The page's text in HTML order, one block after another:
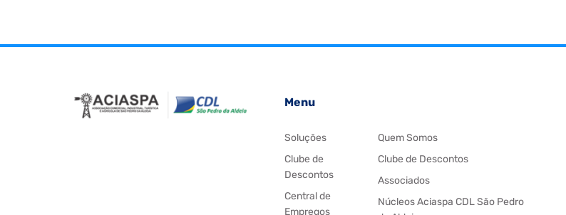
Menu
Soluções
Clube de
Descontos
Central de
Empregos
Quem Somos
Clube de Descontos
Associados
Núcleos Aciaspa CDL São Pedro